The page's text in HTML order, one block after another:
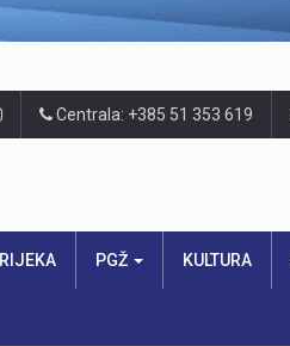
Centrala: +385 51 353 619
RIJEKA PGŽ KULTURA